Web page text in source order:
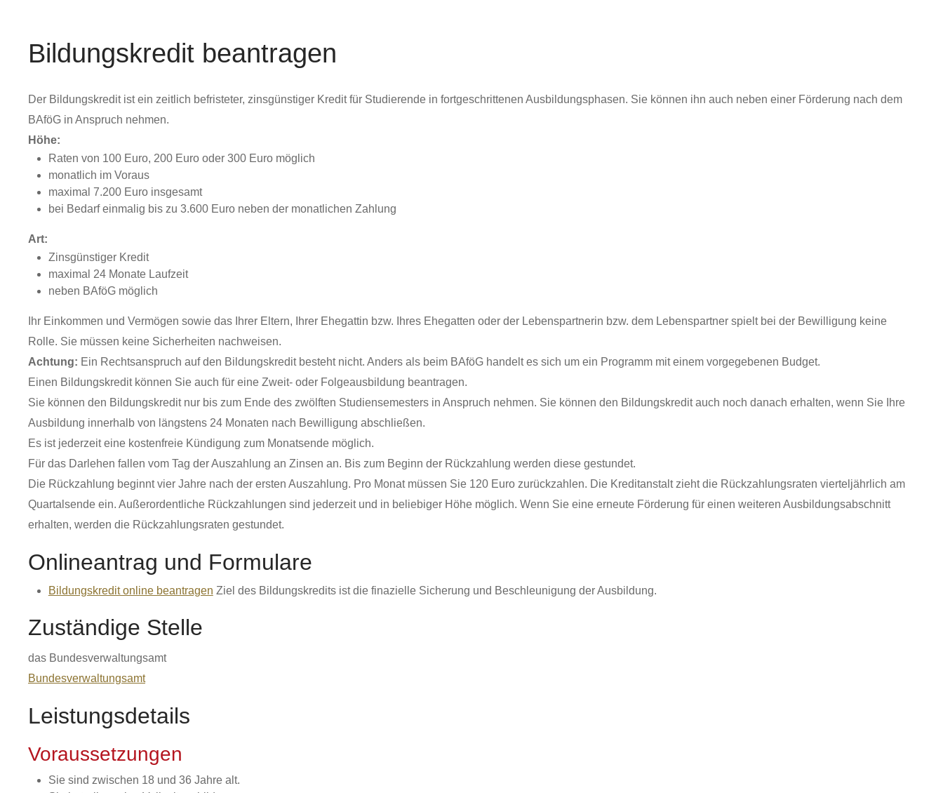
Bildungskredit beantragen
Der Bildungskredit ist ein zeitlich befristeter, zinsgünstiger Kredit für Studierende in fortgeschrittenen Ausbildungsphasen. Sie können ihn auch neben einer Förderung nach dem
BAföG in Anspruch nehmen.
Höhe:
Raten von 100 Euro, 200 Euro oder 300 Euro möglich
monatlich im Voraus
maximal 7.200 Euro insgesamt
bei Bedarf einmalig bis zu 3.600 Euro neben der monatlichen Zahlung
Art:
Zinsgünstiger Kredit
maximal 24 Monate Laufzeit
neben BAföG möglich
Ihr Einkommen und Vermögen sowie das Ihrer Eltern, Ihrer Ehegattin bzw. Ihres Ehegatten oder der Lebenspartnerin bzw. dem Lebenspartner spielt bei der Bewilligung keine
Rolle. Sie müssen keine Sicherheiten nachweisen.
Achtung: Ein Rechtsanspruch auf den Bildungskredit besteht nicht. Anders als beim BAföG handelt es sich um ein Programm mit einem vorgegebenen Budget.
Einen Bildungskredit können Sie auch für eine Zweit- oder Folgeausbildung beantragen.
Sie können den Bildungskredit nur bis zum Ende des zwölften Studiensemesters in Anspruch nehmen. Sie können den Bildungskredit auch noch danach erhalten, wenn Sie Ihre
Ausbildung innerhalb von längstens 24 Monaten nach Bewilligung abschließen.
Es ist jederzeit eine kostenfreie Kündigung zum Monatsende möglich.
Für das Darlehen fallen vom Tag der Auszahlung an Zinsen an. Bis zum Beginn der Rückzahlung werden diese gestundet.
Die Rückzahlung beginnt vier Jahre nach der ersten Auszahlung. Pro Monat müssen Sie 120 Euro zurückzahlen. Die Kreditanstalt zieht die Rückzahlungsraten vierteljährlich am
Quartalsende ein. Außerordentliche Rückzahlungen sind jederzeit und in beliebiger Höhe möglich. Wenn Sie eine erneute Förderung für einen weiteren Ausbildungsabschnitt
erhalten, werden die Rückzahlungsraten gestundet.
Onlineantrag und Formulare
Bildungskredit online beantragen Ziel des Bildungskredits ist die finazielle Sicherung und Beschleunigung der Ausbildung.
Zuständige Stelle
das Bundesverwaltungsamt
Bundesverwaltungsamt
Leistungsdetails
Voraussetzungen
Sie sind zwischen 18 und 36 Jahre alt.